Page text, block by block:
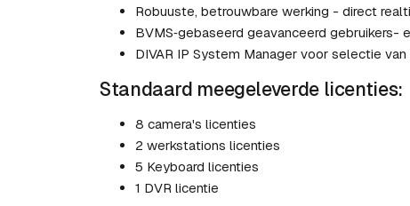
Robuuste, betrouwbare werking - direct
BVMS‑gebaseerd geavanceerd gebruikers-
DIVAR IP System Manager voor selectie
Standaard meegeleverde licenties:
8 camera's licenties
2 werkstations licenties
5 Keyboard licenties
1 DVR licentie